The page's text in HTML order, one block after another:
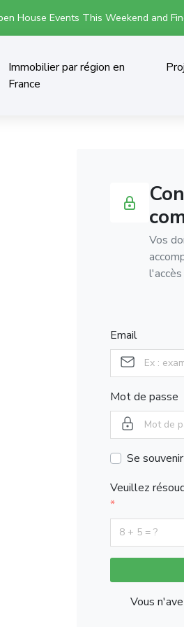
House Events This Weekend and
Immobilier par région en
France
Vos
Email
Mot de passe
Se
Veuillez
Vous